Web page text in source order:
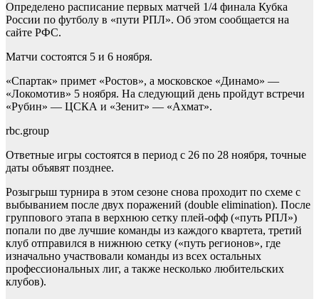
Определено расписание первых матчей 1/4 финала Кубка
России по футболу в «пути РПЛ». Об этом сообщается на
сайте РФС.
Матчи состоятся 5 и 6 ноября.
«Спартак» примет «Ростов», а московское «Динамо» —
«Локомотив» 5 ноября. На следующий день пройдут встречи
«Рубин» — ЦСКА и «Зенит» — «Ахмат».
rbc.group
Ответные игры состоятся в период с 26 по 28 ноября, точные
даты объявят позднее.
Розыгрыш турнира в этом сезоне снова проходит по схеме с
выбыванием после двух поражений (double elimination). После
группового этапа в верхнюю сетку плей-офф («путь РПЛ»)
попали по две лучшие команды из каждого квартета, третий
клуб отправился в нижнюю сетку («путь регионов», где
изначально участвовали команды из всех остальных
профессиональных лиг, а также несколько любительских
клубов).